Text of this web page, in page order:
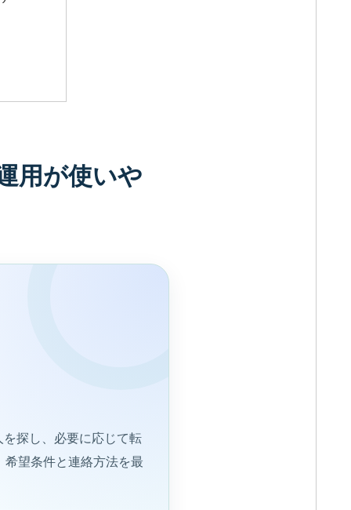
用が使いや
探し、必要に応じて転
望条件と連絡方法を最